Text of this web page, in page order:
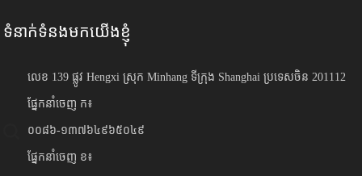
ទំនាក់ទំនងមកយើងខ្ញុំ
លេខ 139 ផ្លូវ Hengxi ស្រុក Minhang ទីក្រុង Shanghai ប្រទេសចិន 201112
ផ្នែកនាំចេញ ក៖
០០៨៦-១៣៧៦៤៩៦៥០៤៩
ផ្នែកនាំចេញ ខ៖